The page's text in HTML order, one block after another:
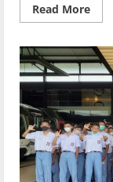
Read MoreRead
more
Pagi